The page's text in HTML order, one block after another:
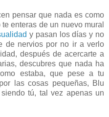
pensar que nada es como
enteras de un nuevo mural
y pasan los días y no
de nervios por no ir a verlo
después de acercarte a
descubres que nada ha
estaba, que pese a tu
las cosas pequeñas, Blu
tú, tal vez apenas un